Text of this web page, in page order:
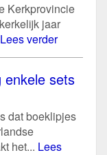
Kerkprovincie
jaar
Lees verder
enkele sets
dat boeklipjes
het... Lees